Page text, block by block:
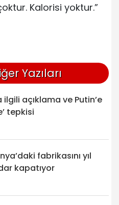
Kalorisi yoktur.”
Yazıları
açıklama ve Putin’e
tepkisi
fabrikasını yıl
kapatıyor